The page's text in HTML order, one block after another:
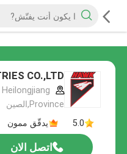
CO.,LTD.
Heilongjiang
Province,الصين
5.0
يدقّق ممون
اتصل الان